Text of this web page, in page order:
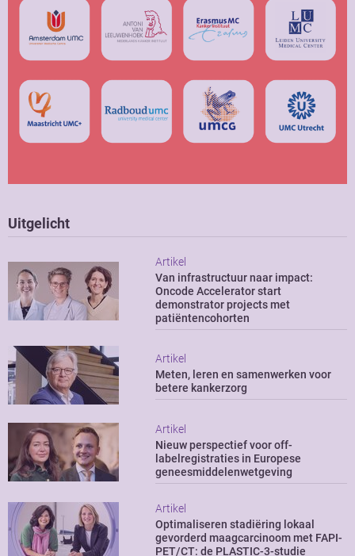
Uitgelicht
Artikel
Van infrastructuur naar impact:
Oncode Accelerator start
demonstrator projects met
patiëntencohorten
Artikel
Meten, leren en samenwerken voor
betere kankerzorg
Artikel
Nieuw perspectief voor off-
labelregistraties in Europese
geneesmiddelenwetgeving
Artikel
Optimaliseren stadiëring lokaal
gevorderd maagcarcinoom met FAPI-
PET/CT: de PLASTIC-3-studie